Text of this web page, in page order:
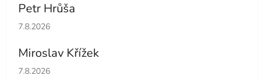
Petr Hrůša
Hodnocení obchodu je 5 z 5 hvězdiček.
7.8.2026
Miroslav Křížek
Hodnocení obchodu je 5 z 5 hvězdiček.
7.8.2026